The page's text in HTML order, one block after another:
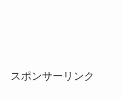
スポンサーリンク